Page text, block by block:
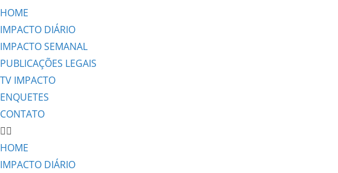
HOME
IMPACTO DIÁRIO
IMPACTO SEMANAL
PUBLICAÇÕES LEGAIS
TV IMPACTO
ENQUETES
CONTATO
HOME
IMPACTO DIÁRIO